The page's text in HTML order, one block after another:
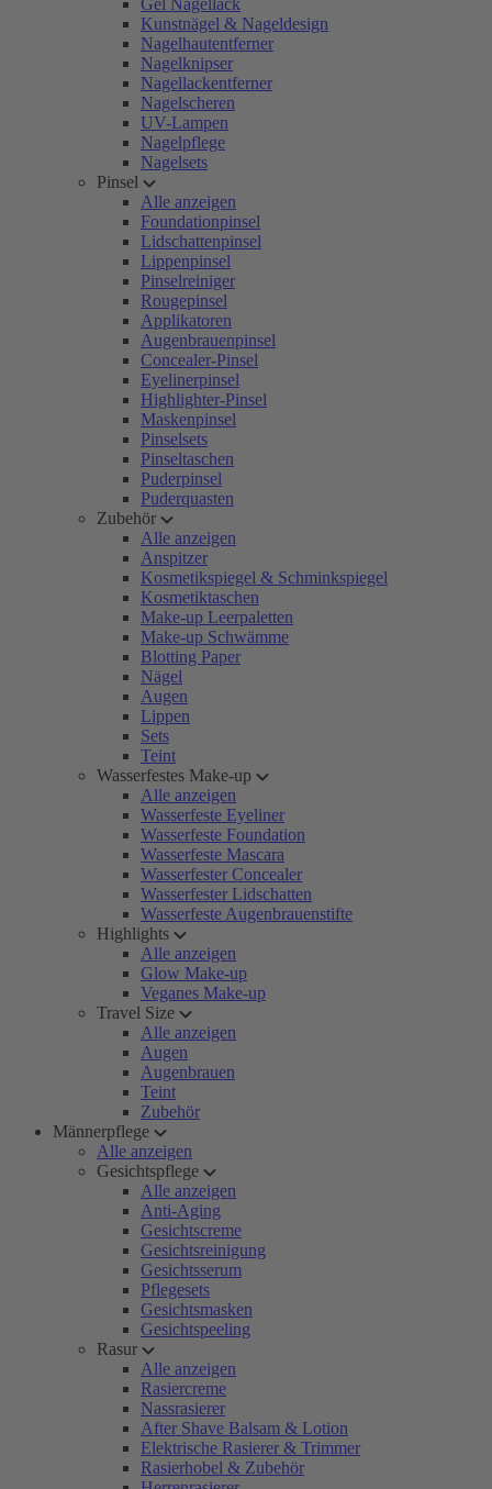
Gel Nagellack
Kunstnägel & Nageldesign
Nagelhautentferner
Nagelknipser
Nagellackentferner
Nagelscheren
UV-Lampen
Nagelpflege
Nagelsets
Pinsel
Alle anzeigen
Foundationpinsel
Lidschattenpinsel
Lippenpinsel
Pinselreiniger
Rougepinsel
Applikatoren
Augenbrauenpinsel
Concealer-Pinsel
Eyelinerpinsel
Highlighter-Pinsel
Maskenpinsel
Pinselsets
Pinseltaschen
Puderpinsel
Puderquasten
Zubehör
Alle anzeigen
Anspitzer
Kosmetikspiegel & Schminkspiegel
Kosmetiktaschen
Make-up Leerpaletten
Make-up Schwämme
Blotting Paper
Nägel
Augen
Lippen
Sets
Teint
Wasserfestes Make-up
Alle anzeigen
Wasserfeste Eyeliner
Wasserfeste Foundation
Wasserfeste Mascara
Wasserfester Concealer
Wasserfester Lidschatten
Wasserfeste Augenbrauenstifte
Highlights
Alle anzeigen
Glow Make-up
Veganes Make-up
Travel Size
Alle anzeigen
Augen
Augenbrauen
Teint
Zubehör
Männerpflege
Alle anzeigen
Gesichtspflege
Alle anzeigen
Anti-Aging
Gesichtscreme
Gesichtsreinigung
Gesichtsserum
Pflegesets
Gesichtsmasken
Gesichtspeeling
Rasur
Alle anzeigen
Rasiercreme
Nassrasierer
After Shave Balsam & Lotion
Elektrische Rasierer & Trimmer
Rasierhobel & Zubehör